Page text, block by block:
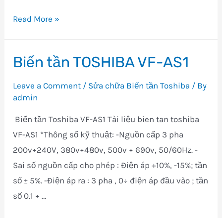
Biến
VF-
Read More »
Biến tần TOSHIBA VF-AS1
Leave a Comment / Sửa chữa Biến tần Toshiba / By
admin
Biến tần Toshiba VF-AS1 Tài liệu bien tan toshiba
VF-AS1 *Thông số kỹ thuật: -Nguồn cấp 3 pha
200v÷240V, 380v÷480v, 500v ÷ 690v, 50/60Hz. -
Sai số nguồn cấp cho phép : Điện áp +10%, -15%; tần
số ± 5%. -Điện áp ra : 3 pha , 0÷ điện áp đầu vào ; tần
số 0.1 ÷ …